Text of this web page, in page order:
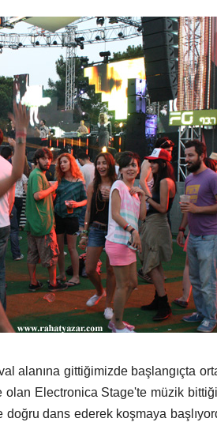
alanına gittiğimizde başlangıçta
olan Electronica Stage'te müzik
dans ederek koşmaya